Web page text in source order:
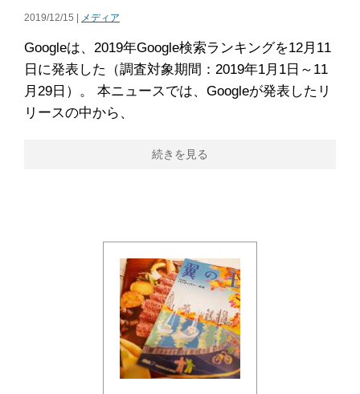
2019/12/15 | メディア
Googleは、2019年Google検索ランキングを12月11
日に発表した（調査対象期間：2019年1月1日～11
月29日）。 本ニュースでは、Googleが発表したリ
リースの中から、
続きを見る